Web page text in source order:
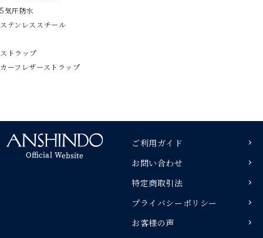
5気圧防水
ステンレススチール
ストラップ
カーフレザーストラップ
ご利用ガイド
お問い合わせ
特定商取引法
プライバシーポリシー
お客様の声